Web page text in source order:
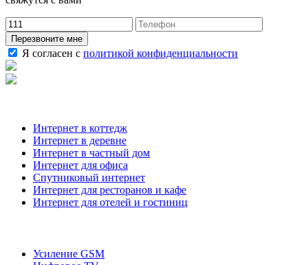
Перезвоните мне
Я согласен с политикой конфиденциальности
Интернет в коттедж
Интернет в деревне
Интернет в частный дом
Интернет для офиса
Спутниковый интернет
Интернет для ресторанов и кафе
Интернет для отелей и гостиниц
Усиление GSM